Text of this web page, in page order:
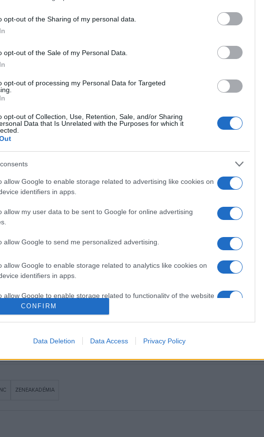
opt-out of the Sharing of my personal data.
opt-out of the Sale of my Personal Data.
opt-out of processing my Personal Data for Targeted
opt-out of Collection, Use, Retention, Sale, and/or Sharing
Data that Is Unrelated with the Purposes for which it
allow Google to enable storage related to advertising like cookies on
identifiers in apps.
allow my user data to be sent to Google for online advertising
allow Google to send me personalized advertising.
allow Google to enable storage related to analytics like cookies on
identifiers in apps.
allow Google to enable storage related to functionality of the website
functionality and fraud prevention, and other user protection.
CONFIRM
Data Deletion Data Access Privacy Policy
telik: a 40 mellett egy másik szám is fontos szerepet kap, hiszen
évfordulóját, így a klasszikus zene egyik legnagyobb alakjának műveiben
Jilegutóbb a Goldberg-variációkkalnyűgözte le a budapesti közönséget,
az
Lukács Miklósés aNemzeti Filharmonikus Zenekar közös koncertjén
fűszerezi a halhatatlan dallamokat.
kulturális intézményei, játszóhelyei fognak össze, sőt 2020-
címmel
pedig a fesztiválhoz ezer szállal kötődő világhírű operaénekesnőt,
visszatér a népi hagyományokat felkaroló
, és
szívében az
, ahol számtalan könnyűzenei
án kezdődik, és egészen április 19-ig tart, színültig töltve a várost – és a
a jegyek a Müpa és a BFTK jegyértékesítési pontjain, illetve amegújult
ZENEAKADÉMIA